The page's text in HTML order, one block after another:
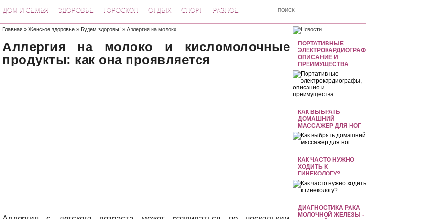
ДОМ И СЕМЬЯ ЗДОРОВЬЕ ГОРОСКОП ОТДЫХ СПОРТ РАЗНОЕ
ПОРТАТИВНЫЕ
ЭЛЕКТРОКАРДИОГРАФЫ,
ОПИСАНИЕ И
ПРЕИМУЩЕСТВА
КАК ВЫБРАТЬ
ДОМАШНИЙ
МАССАЖЕР ДЛЯ НОГ
КАК ЧАСТО НУЖНО
ХОДИТЬ К
ГИНЕКОЛОГУ?
ДИАГНОСТИКА РАКА
МОЛОЧНОЙ ЖЕЛЕЗЫ -
Главная » Женское здоровье » Будем здоровы! » Аллергия на молоко
Аллергия на молоко и кисломолочные
продукты: как она проявляется